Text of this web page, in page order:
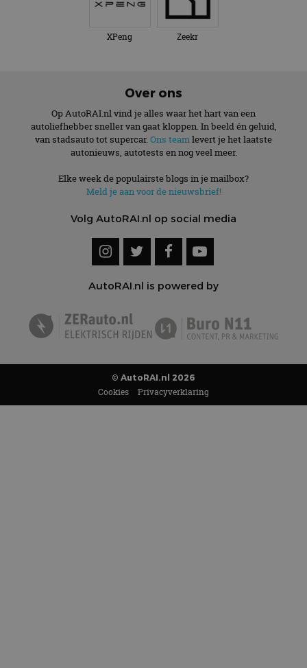
XPeng Zeekr
Over ons
Op AutoRAI.nl vind je alles waar het hart van een
autoliefhebber sneller van gaat kloppen. In beeld én geluid,
van stadsauto tot supercar. Ons teamlevert je het laatste
autonieuws, autotests en nog veel meer.
Elke week de populairste blogs in je mailbox?
Meld je aan voor de nieuwsbrief!
Volg AutoRAI.nl op social media
AutoRAI.nl is powered by
© AutoRAI.nl 2026
Cookies Privacyverklaring